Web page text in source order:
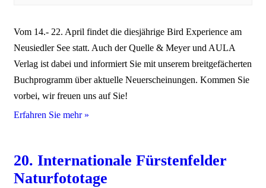
Vom 14.- 22. April findet die diesjährige Bird Experience am
Neusiedler See statt. Auch der Quelle & Meyer und AULA
Verlag ist dabei und informiert Sie mit unserem breitgefächerten
Buchprogramm über aktuelle Neuerscheinungen. Kommen Sie
vorbei, wir freuen uns auf Sie!
Erfahren Sie mehr »
20. Internationale Fürstenfelder
Naturfototage